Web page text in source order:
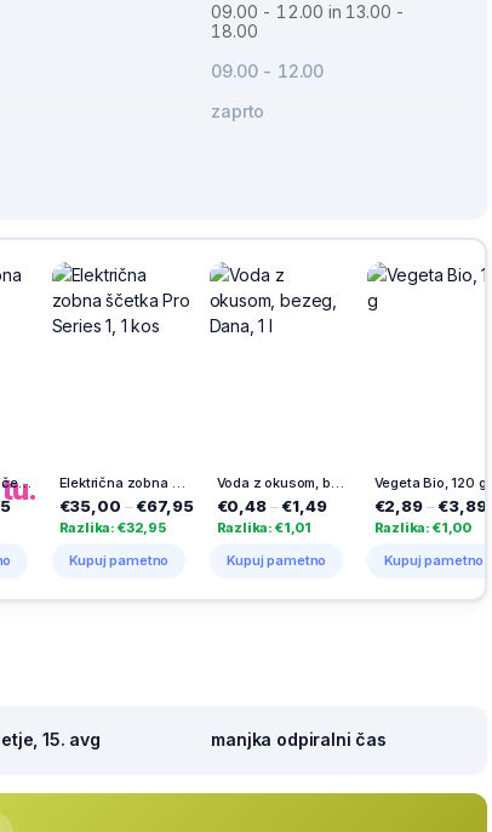
09.00 - 12.00 in 13.00 -
18.00
09.00 - 12.00
zaprto
Električna zobna ščetka Pro Series 1, 1 kos
€67,95
€32,95
pametno
Voda z okusom, bezeg, Dana, 1 l
€0,48– €1,49
Razlika: €1,01
Kupuj pametno
Vegeta Bio, 120 g
€2,89 €3,89
Razlika: €1,00
Kupuj pametno
€18,18
15. avg manjka odpiralni čas